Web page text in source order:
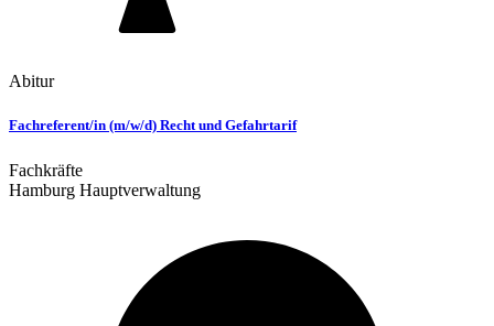
Abitur
Fachreferent/in (m/w/d) Recht und Gefahrtarif
Fachkräfte
Hamburg Hauptverwaltung